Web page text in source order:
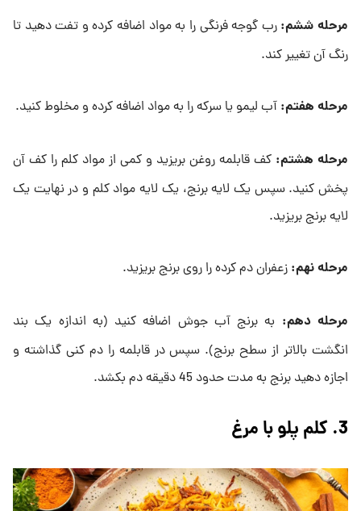
مرحله ششم: رب گوجه فرنگی را به مواد اضافه کرده و تفت دهید تا
رنگ آن تغییر کند.
مرحله هفتم: آب لیمو یا سرکه را به مواد اضافه کرده و مخلوط کنید.
مرحله هشتم: کف قابلمه روغن بریزید و کمی از مواد کلم را کف آن
پخش کنید. سپس یک لایه برنج، یک لایه مواد کلم و در نهایت یک
لایه برنج بریزید.
مرحله نهم: زعفران دم کرده را روی برنج بریزید.
مرحله دهم: به برنج آب جوش اضافه کنید (به اندازه یک بند
انگشت بالاتر از سطح برنج). سپس در قابلمه را دم کنی گذاشته و
اجازه دهید برنج به مدت حدود 45 دقیقه دم بکشد.
3. کلم پلو با مرغ